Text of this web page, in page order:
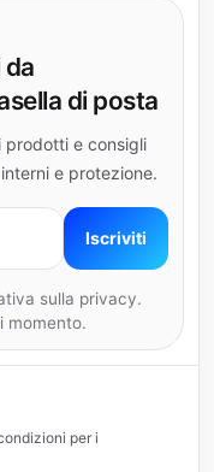
di posta
prodotti e consigli
e protezione.
Iscriviti
sulla privacy.
momento.
per i